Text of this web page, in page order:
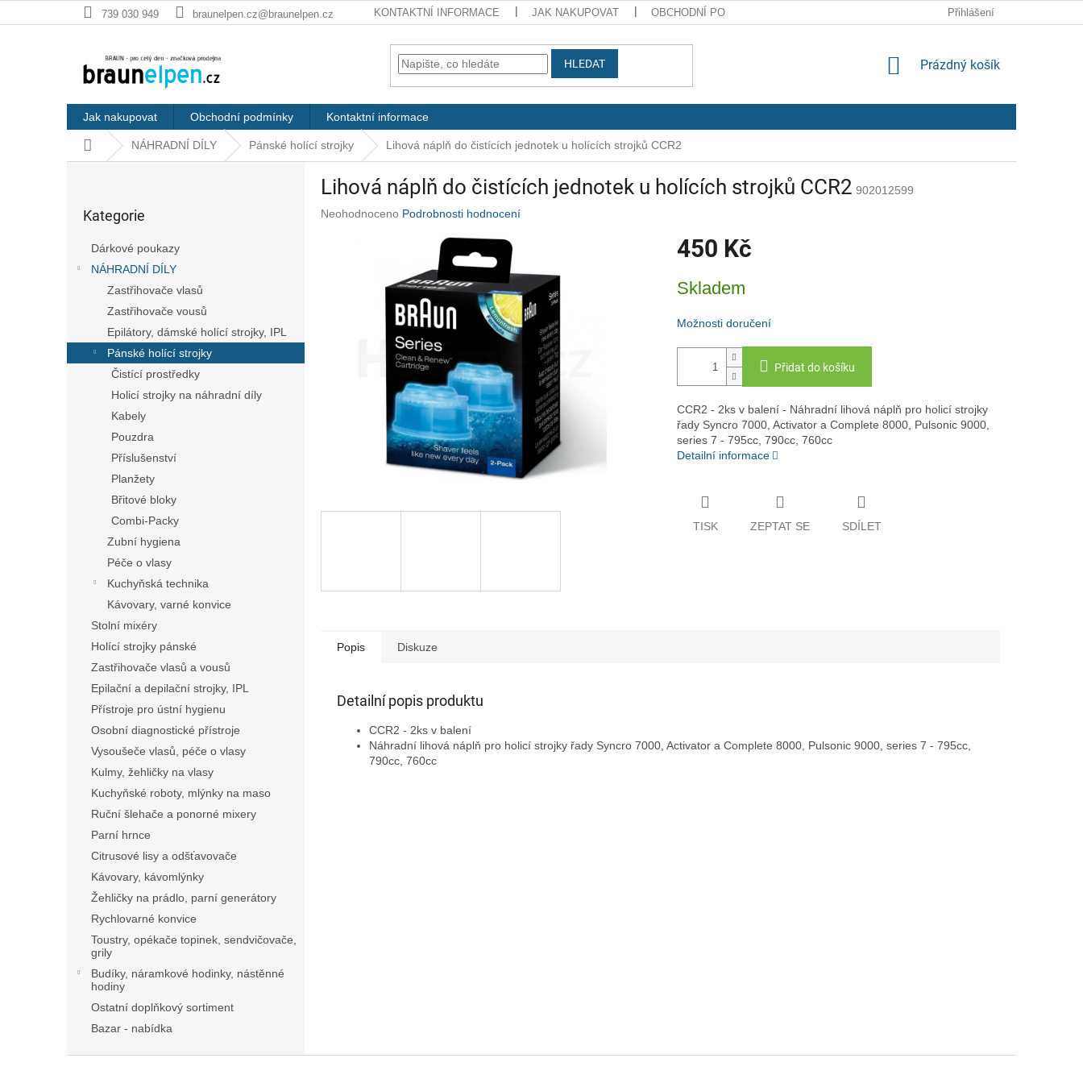
na
739 030 949 braunelpen.cz@braunelpen.cz KONTAKTNÍ INFORMACE JAK NAKUPOVAT OBCHODNÍ PODMÍNKY ZPRACOVÁNÍ OSOBNÍCH ÚDAJŮPřihlášení
HLEDAT
NÁKUPNÍ
Prázdný košík
Jak nakupovat Obchodní podmínky Kontaktní informace
Domů NÁHRADNÍ DÍLY Pánské holící strojky Lihová náplň do čistících jednotek u holících strojků CCR2
a
n
kategorie
Kategorie
Dárkové poukazy
NÁHRADNÍ DÍLY
Zastřihovače vlasů
Zastřihovače vousů
Epilátory, dámské holící strojky, IPL
Pánské holící strojky
Čistící prostředky
Holicí strojky na náhradní díly
Kabely
Pouzdra
Příslušenství
Planžety
Břitové bloky
Combi-Packy
Zubní hygiena
Péče o vlasy
Kuchyňská technika
Kávovary, varné konvice
Stolní mixéry
Holící strojky pánské
Zastřihovače vlasů a vousů
Epilační a depilační strojky, IPL
Přístroje pro ústní hygienu
Osobní diagnostické přístroje
Vysoušeče vlasů, péče o vlasy
Kulmy, žehličky na vlasy
Kuchyňské roboty, mlýnky na maso
Ruční šlehače a ponorné mixery
Parní hrnce
Citrusové lisy a odšťavovače
Kávovary, kávomlýnky
Žehličky na prádlo, parní generátory
Rychlovarné konvice
Toustry, opékače topinek, sendvičovače,
grily
Budíky, náramkové hodinky, nástěnné
hodiny
Ostatní doplňkový sortiment
Bazar - nabídka
Lihová náplň do čistících jednotek u holících strojků CCR2 902012599
Průměrné
Neohodnoceno Podrobnosti hodnocení
450 Kč
cena:
Skladem
Možnosti doručení
Přidat do košíku
CCR2 - 2ks v balení - Náhradní lihová náplň pro holicí strojky
řady Syncro 7000, Activator a Complete 8000, Pulsonic 9000,
series 7 - 795cc, 790cc, 760cc
Detailní informace
TISK ZEPTAT SE SDÍLET
Popis Diskuze
Detailní popis produktu
CCR2 - 2ks v balení
Náhradní lihová náplň pro holicí strojky řady Syncro 7000, Activator a Complete 8000, Pulsonic 9000, series 7 - 795cc,
790cc, 760cc